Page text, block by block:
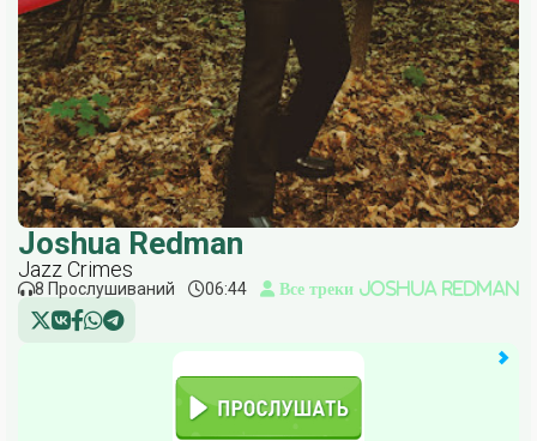
Joshua Redman
Jazz Crimes
8 Прослушиваний 06:44 Все треки Joshua Redman